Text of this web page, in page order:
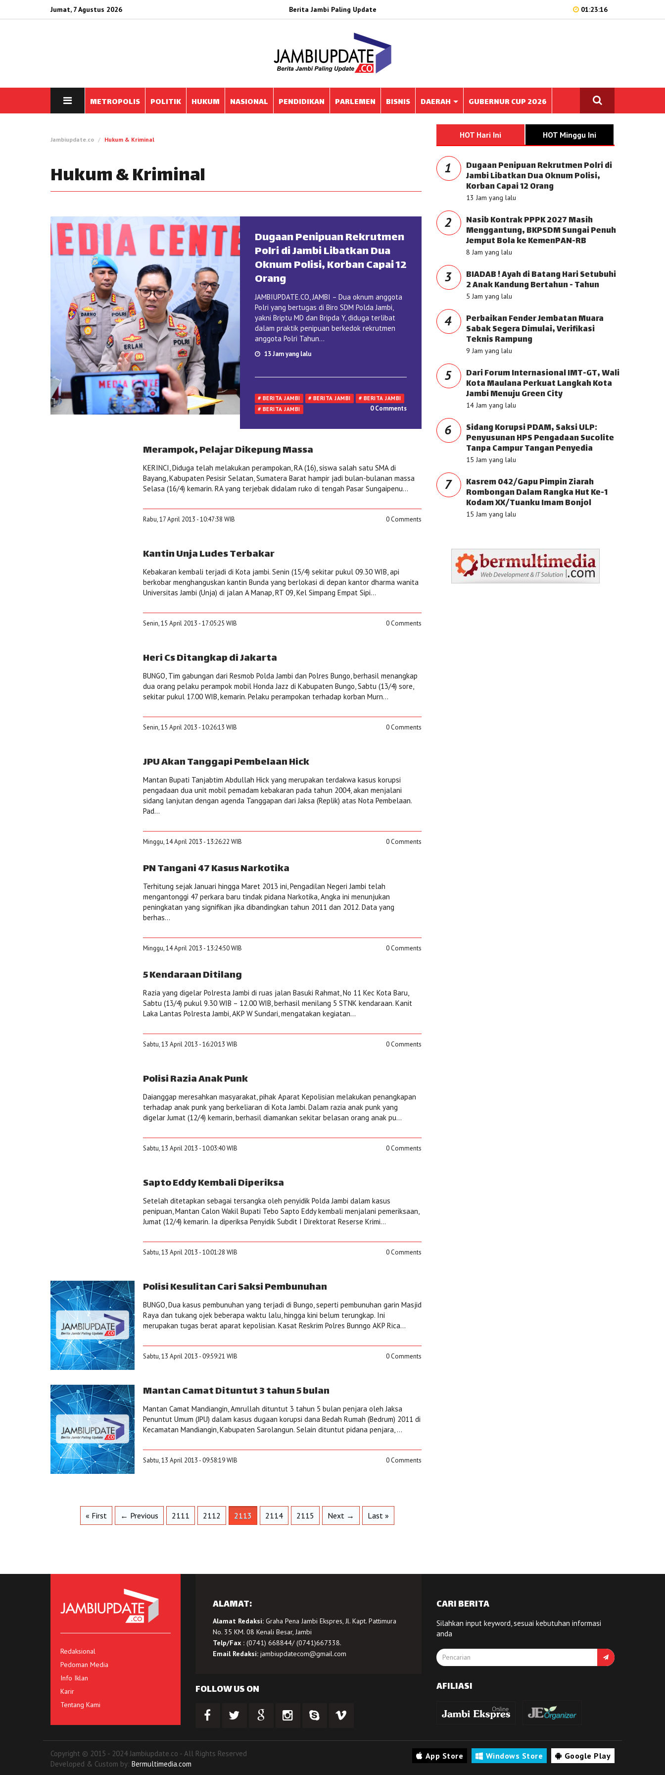
Jumat, 7 Agustus 2026 Berita Jambi Paling Update 01:23:16
METROPOLIS POLITIK HUKUM NASIONAL PENDIDIKAN PARLEMEN BISNIS DAERAH GUBERNUR CUP 2026
Jambiupdate.co Hukum & Kriminal
Hukum & Kriminal
Dugaan Penipuan Rekrutmen
Polri di Jambi Libatkan Dua
Oknum Polisi, Korban Capai 12
Orang
JAMBIUPDATE.CO, JAMBI – Dua oknum anggota
Polri yang bertugas di Biro SDM Polda Jambi,
yakni Briptu MD dan Bripda Y, diduga terlibat
dalam praktik penipuan berkedok rekrutmen
anggota Polri Tahun...
13 Jam yang lalu
# BERITA JAMBI # BERITA JAMBI
# BERITA JAMBI
# BERITA JAMBI
0 Comments
Merampok, Pelajar Dikepung Massa
KERINCI, Diduga telah melakukan perampokan, RA (16), siswa salah satu SMA di
Bayang, Kabupaten Pesisir Selatan, Sumatera Barat hampir jadi bulan-bulanan massa
Selasa (16/4) kemarin. RA yang terjebak didalam ruko di tengah Pasar Sungaipenu...
Rabu, 17 April 2013 - 10:47:38 WIB 0 Comments
Kantin Unja Ludes Terbakar
Kebakaran kembali terjadi di Kota jambi. Senin (15/4) sekitar pukul 09.30 WIB, api
berkobar menghanguskan kantin Bunda yang berlokasi di depan kantor dharma wanita
Universitas Jambi (Unja) di jalan A Manap, RT 09, Kel Simpang Empat Sipi...
Senin, 15 April 2013 - 17:05:25 WIB 0 Comments
Heri Cs Ditangkap di Jakarta
BUNGO, Tim gabungan dari Resmob Polda Jambi dan Polres Bungo, berhasil menangkap
dua orang pelaku perampok mobil Honda Jazz di Kabupaten Bungo, Sabtu (13/4) sore,
sekitar pukul 17.00 WIB, kemarin. Pelaku perampokan terhadap korban Murn...
Senin, 15 April 2013 - 10:26:13 WIB 0 Comments
JPU Akan Tanggapi Pembelaan Hick
Mantan Bupati Tanjabtim Abdullah Hick yang merupakan terdakwa kasus korupsi
pengadaan dua unit mobil pemadam kebakaran pada tahun 2004, akan menjalani
sidang lanjutan dengan agenda Tanggapan dari Jaksa (Replik) atas Nota Pembelaan.
Pad...
Minggu, 14 April 2013 - 13:26:22 WIB 0 Comments
PN Tangani 47 Kasus Narkotika
Terhitung sejak Januari hingga Maret 2013 ini, Pengadilan Negeri Jambi telah
mengantonggi 47 perkara baru tindak pidana Narkotika, Angka ini menunjukan
peningkatan yang signifikan jika dibandingkan tahun 2011 dan 2012. Data yang
berhas...
Minggu, 14 April 2013 - 13:24:50 WIB 0 Comments
5 Kendaraan Ditilang
Razia yang digelar Polresta Jambi di ruas jalan Basuki Rahmat, No 11 Kec Kota Baru,
Sabtu (13/4) pukul 9.30 WIB – 12.00 WIB, berhasil menilang 5 STNK kendaraan. Kanit
Laka Lantas Polresta Jambi, AKP W Sundari, mengatakan kegiatan...
Sabtu, 13 April 2013 - 16:20:13 WIB 0 Comments
Polisi Razia Anak Punk
Daianggap meresahkan masyarakat, pihak Aparat Kepolisian melakukan penangkapan
terhadap anak punk yang berkeliaran di Kota Jambi. Dalam razia anak punk yang
digelar Jumat (12/4) kemarin, berhasil diamankan sekitar belasan orang anak pu...
Sabtu, 13 April 2013 - 10:03:40 WIB 0 Comments
Sapto Eddy Kembali Diperiksa
Setelah ditetapkan sebagai tersangka oleh penyidik Polda Jambi dalam kasus
penipuan, Mantan Calon Wakil Bupati Tebo Sapto Eddy kembali menjalani pemeriksaan,
Jumat (12/4) kemarin. Ia diperiksa Penyidik Subdit I Direktorat Reserse Krimi...
Sabtu, 13 April 2013 - 10:01:28 WIB 0 Comments
Polisi Kesulitan Cari Saksi Pembunuhan
BUNGO, Dua kasus pembunuhan yang terjadi di Bungo, seperti pembunuhan garin Masjid
Raya dan tukang ojek beberapa waktu lalu, hingga kini belum terungkap. Ini
merupakan tugas berat aparat kepolisian. Kasat Reskrim Polres Bunngo AKP Rica...
Sabtu, 13 April 2013 - 09:59:21 WIB 0 Comments
Mantan Camat Dituntut 3 tahun 5 bulan
Mantan Camat Mandiangin, Amrullah dituntut 3 tahun 5 bulan penjara oleh Jaksa
Penuntut Umum (JPU) dalam kasus dugaan korupsi dana Bedah Rumah (Bedrum) 2011 di
Kecamatan Mandiangin, Kabupaten Sarolangun. Selain dituntut pidana penjara, ...
Sabtu, 13 April 2013 - 09:58:19 WIB 0 Comments
« First ← Previous 2111 2112 2113 2114 2115 Next → Last »
HOT Hari Ini HOT Minggu Ini
1 Dugaan Penipuan Rekrutmen Polri di
Jambi Libatkan Dua Oknum Polisi,
Korban Capai 12 Orang
13 Jam yang lalu
2 Nasib Kontrak PPPK 2027 Masih
Menggantung, BKPSDM Sungai Penuh
Jemput Bola ke KemenPAN-RB
8 Jam yang lalu
3 BIADAB ! Ayah di Batang Hari Setubuhi
2 Anak Kandung Bertahun - Tahun
5 Jam yang lalu
4 Perbaikan Fender Jembatan Muara
Sabak Segera Dimulai, Verifikasi
Teknis Rampung
9 Jam yang lalu
5 Dari Forum Internasional IMT-GT, Wali
Kota Maulana Perkuat Langkah Kota
Jambi Menuju Green City
14 Jam yang lalu
6 Sidang Korupsi PDAM, Saksi ULP:
Penyusunan HPS Pengadaan Sucolite
Tanpa Campur Tangan Penyedia
15 Jam yang lalu
7 Kasrem 042/Gapu Pimpin Ziarah
Rombongan Dalam Rangka Hut Ke-1
Kodam XX/Tuanku Imam Bonjol
15 Jam yang lalu
Redaksional
Pedoman Media
Info Iklan
Karir
Tentang Kami
ALAMAT:
Alamat Redaksi:Graha Pena Jambi Ekspres, Jl. Kapt. Pattimura
No. 35 KM. 08 Kenali Besar, Jambi
Telp/Fax :(0741) 668844/ (0741)667338.
Email Redaksi: jambiupdatecom@gmail.com
FOLLOW US ON
CARI BERITA
Silahkan input keyword, sesuai kebutuhan informasi
anda
AFILIASI
Copyright © 2015 - 2024 Jambiupdate.co - All Rights Reserved
Developed & Custom by: Bermultimedia.com
App Store Windows Store Google Play